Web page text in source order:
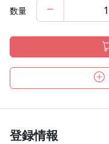
数量
登録情報